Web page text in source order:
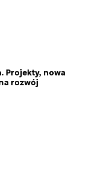
Projekty, nowa
rozwój